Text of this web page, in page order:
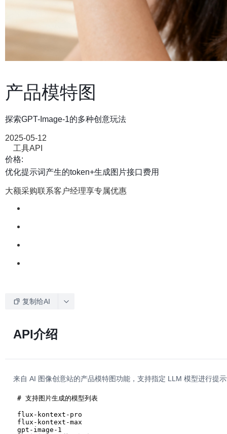
产品模特图
探索GPT-Image-1的多种创意玩法
2025-05-12
工具API
价格:
优化提示词产生的token+生成图片接口费用
大额采购联系客户经理享专属优惠
复制给AI
API介绍
来自 AI 图像创意站的产品模特图功能，支持指定 LLM 模型进行提